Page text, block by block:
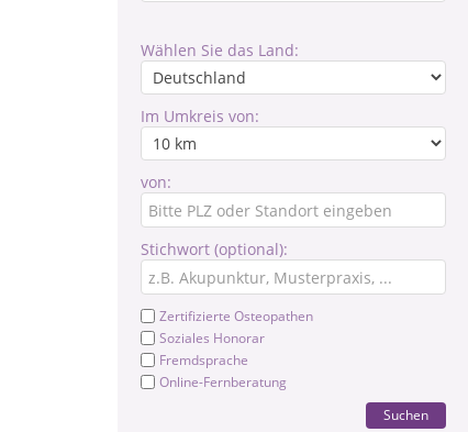
Wählen Sie das Land:
Im Umkreis von:
von:
Stichwort (optional):
Zertifizierte Osteopathen
Soziales Honorar
Fremdsprache
Online-Fernberatung
Suchen